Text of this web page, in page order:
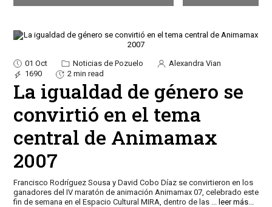
01 Oct Noticias de Pozuelo
Alexandra Vian
1690
2 min read
La igualdad de género se
convirtió en el tema
central de Animamax
2007
Francisco Rodríguez Sousa y David Cobo Díaz se convirtieron en los
ganadores del IV maratón de animación Animamax 07, celebrado este
fin de semana en el Espacio Cultural MIRA, dentro de las
leer más...